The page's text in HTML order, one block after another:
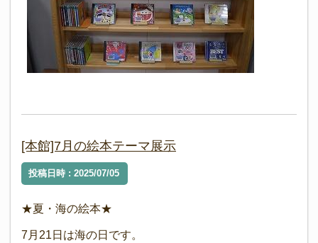
[本館]7月の絵本テーマ展示
投稿日時 : 2025/07/05
★夏・海の絵本★
7月21日は海の日です。